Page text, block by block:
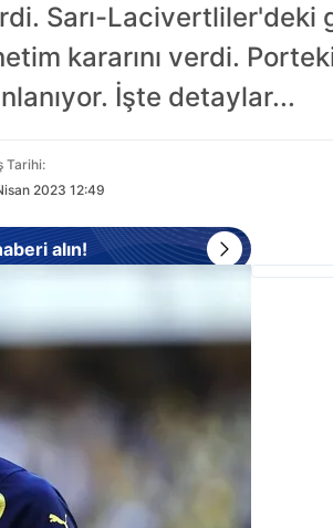
Sarı-
kararını verdi.
İşte detaylar...
Tarihi:
2023 12:49
alın!